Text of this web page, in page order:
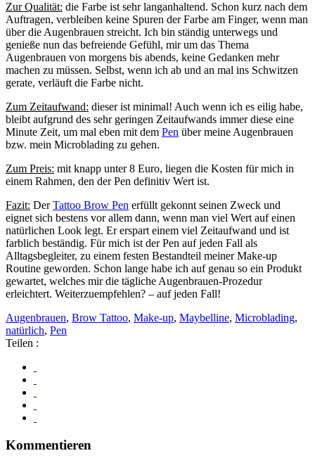
Zur Qualität: die Farbe ist sehr langanhaltend. Schon kurz nach dem
Auftragen, verbleiben keine Spuren der Farbe am Finger, wenn man
über die Augenbrauen streicht. Ich bin ständig unterwegs und
genieße nun das befreiende Gefühl, mir um das Thema
Augenbrauen von morgens bis abends, keine Gedanken mehr
machen zu müssen. Selbst, wenn ich ab und an mal ins Schwitzen
gerate, verläuft die Farbe nicht.
Zum Zeitaufwand: dieser ist minimal! Auch wenn ich es eilig habe,
bleibt aufgrund des sehr geringen Zeitaufwands immer diese eine
Minute Zeit, um mal eben mit dem Pen über meine Augenbrauen
bzw. mein Microblading zu gehen.
Zum Preis: mit knapp unter 8 Euro, liegen die Kosten für mich in
einem Rahmen, den der Pen definitiv Wert ist.
Fazit: DerTattoo Brow Pen erfüllt gekonnt seinen Zweck und
eignet sich bestens vor allem dann, wenn man viel Wert auf einen
natürlichen Look legt. Er erspart einem viel Zeitaufwand und ist
farblich beständig. Für mich ist der Pen auf jeden Fall als
Alltagsbegleiter, zu einem festen Bestandteil meiner Make-up
Routine geworden. Schon lange habe ich auf genau so ein Produkt
gewartet, welches mir die tägliche Augenbrauen-Prozedur
erleichtert. Weiterzuempfehlen? – auf jeden Fall!
Augenbrauen, Brow Tattoo, Make-up, Maybelline, Microblading,
natürlich, Pen
Teilen :
Kommentieren